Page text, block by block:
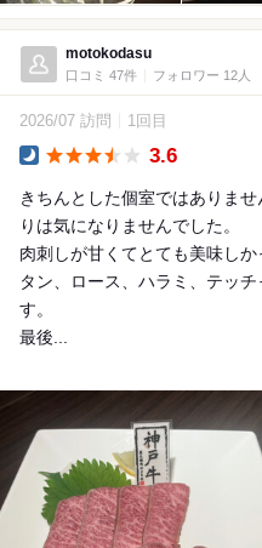
motokodasu
口コミ 47件 フォロワー 12人
2026/07 訪問 1回目
3.6
きちんとした個室ではありま
りは気になりませんでした。
肉刺しが甘くてとても美味しか
タン、ロース、ハラミ、テッ
す。
最後...